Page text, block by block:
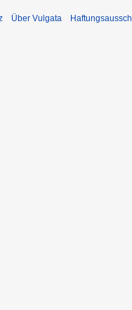
Über Vulgata